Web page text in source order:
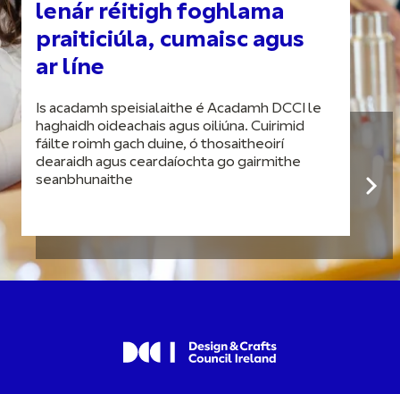
lenár réitigh foghlama
praiticiúla, cumaisc agus
ar líne
Is acadamh speisialaithe é Acadamh DCCI le
haghaidh oideachais agus oiliúna. Cuirimid
fáilte roimh gach duine, ó thosaitheoirí
dearaidh agus ceardaíochta go gairmithe
seanbhunaithe